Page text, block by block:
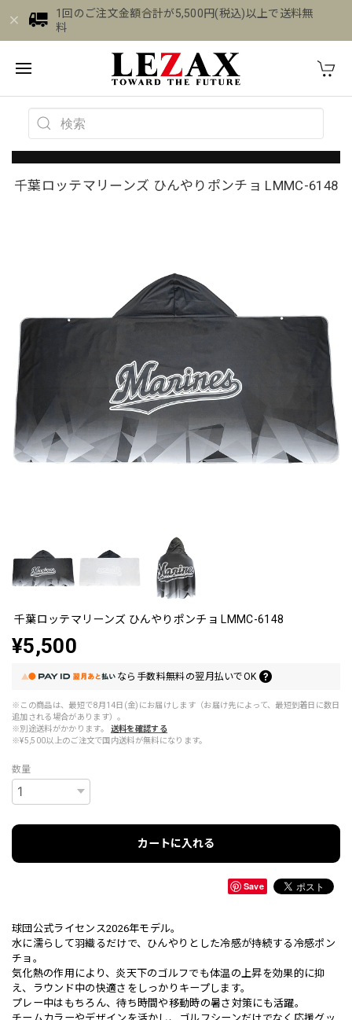
1回のご注文金額合計が5,500円(税込)以上で送料無
料
千葉ロッテマリーンズ ひんやりポンチョ LMMC-6148
千葉ロッテマリーンズ ひんやりポンチョ LMMC-6148
¥5,500
なら 手数料無料の翌月払いでOK
※この商品は、最短で8月14日(金)にお届けします（お届け先によって、最短到着日に数日
追加される場合があります）。
※別途送料がかかります。
送料を確認する
※¥5,500以上のご注文で国内送料が無料になります。
数量
カートに入れる
Save
球団公式ライセンス2026年モデル。
水に濡らして羽織るだけで、ひんやりとした冷感が持続する冷感ポン
チョ。
気化熱の作用により、炎天下のゴルフでも体温の上昇を効果的に抑
え、ラウンド中の快適さをしっかりキープします。
プレー中はもちろん、待ち時間や移動時の暑さ対策にも活躍。